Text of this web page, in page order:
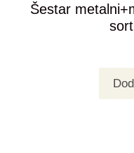
Šestar